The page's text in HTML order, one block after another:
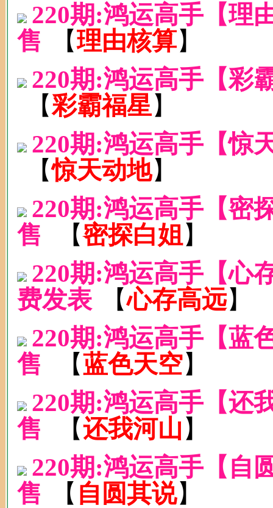
220期:鸿运高手【
售
【理由核算】
220期:鸿运高手【
【彩霸福星 】
220期:鸿运高手【
【惊天动地】
220期:鸿运高手【
售
【密探白姐 】
220期:鸿运高手【
费发表
【心存高远】
220期:鸿运高手【
售
【蓝色天空】
220期:鸿运高手【
售
【还我河山 】
220期:鸿运高手【
售
【 自圆其说】